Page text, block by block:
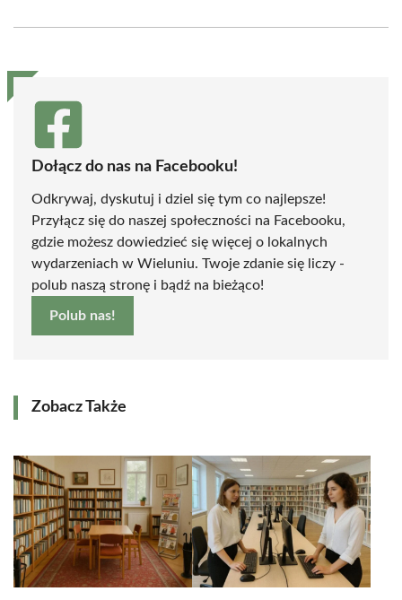
(Twitter)
Dołącz do nas na Facebooku!
Odkrywaj, dyskutuj i dziel się tym co najlepsze!
Przyłącz się do naszej społeczności na Facebooku,
gdzie możesz dowiedzieć się więcej o lokalnych
wydarzeniach w Wieluniu. Twoje zdanie się liczy -
polub naszą stronę i bądź na bieżąco!
Polub nas!
Zobacz Także